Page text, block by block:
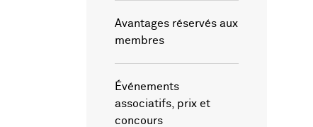
Avantages réservés aux
membres
Événements
associatifs, prix et
concours